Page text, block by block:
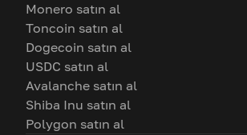
Monero satın al
Toncoin satın al
Dogecoin satın al
USDC satın al
Avalanche satın al
Shiba Inu satın al
Polygon satın al